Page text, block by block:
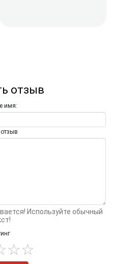
отзыв
имя:
Используйте обычный